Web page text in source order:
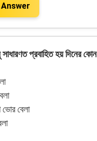
প্রবাহিত হয় দিনের কোন
ভোর বেলা